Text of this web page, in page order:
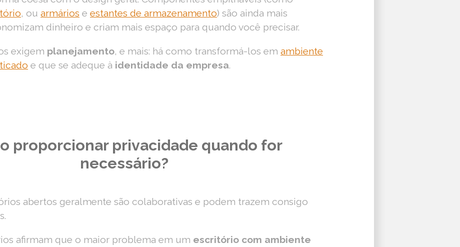
, ou armários e estantes de armazenamento) são ainda mais
dinheiro e criam mais espaço para quando você precisar.
exigem planejamento, e mais: há como transformá-los em ambiente
e que se adeque à identidade da empresa.
proporcionar privacidade quando for
necessário?
abertos geralmente são colaborativas e podem trazem consigo
afirmam que o maior problema em um escritório com ambiente